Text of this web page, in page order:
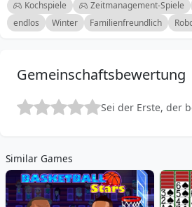
Bunte Grafiken und lustige
Ansprechend für Kinder und
Kochspiele
Zeitmanagement-Spiele
endlos
Winter Familienfreundlich
Gemeinschaftsbewertung
Sei der Erste, der
Similar Games